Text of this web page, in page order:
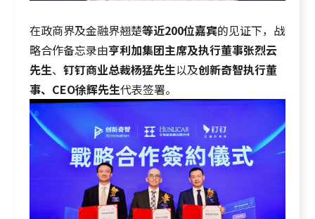
在政商界及金融界翘楚等近200位嘉宾的见证下，战
略合作备忘录由亨利加集团主席及执行董事张烈云
先生、钉钉商业总裁杨猛先生以及创新奇智执行董
事、CEO徐辉先生代表签署。